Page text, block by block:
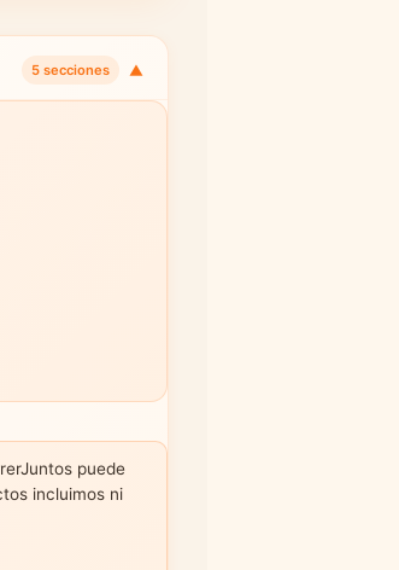
5 secciones ▼
puede
incluimos ni